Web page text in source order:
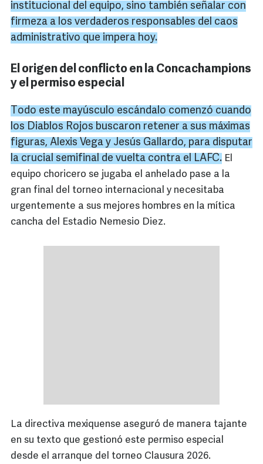
institucional del equipo, sino también señalar con
firmeza a los verdaderos responsables del caos
administrativo que impera hoy.
El origen del conflicto en la Concachampions
y el permiso especial
Todo este mayúsculo escándalo comenzó cuando
los Diablos Rojos buscaron retener a sus máximas
figuras, Alexis Vega y Jesús Gallardo, para disputar
la crucial semifinal de vuelta contra el LAFC. El
equipo choricero se jugaba el anhelado pase a la
gran final del torneo internacional y necesitaba
urgentemente a sus mejores hombres en la mítica
cancha del Estadio Nemesio Diez.
La directiva mexiquense aseguró de manera tajante
en su texto que gestionó este permiso especial
desde el arranque del torneo Clausura 2026.